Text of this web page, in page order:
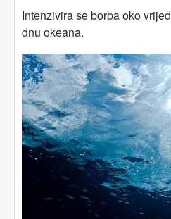
Intenzivira se borba oko
dnu okeana.